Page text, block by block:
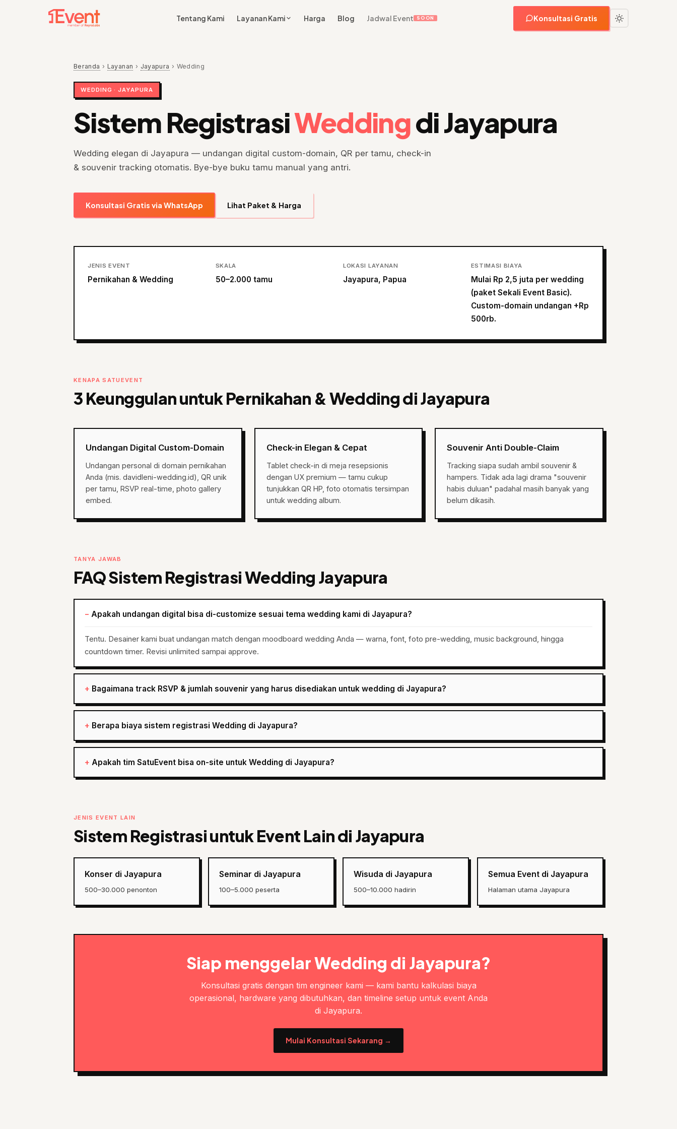
Tentang Kami Layanan Kami Harga Blog Jadwal Event SOON Konsultasi Gratis
Beranda › Layanan › Jayapura › Wedding
WEDDING · JAYAPURA
Sistem RegistrasiWeddingdi Jayapura
Wedding elegan di Jayapura — undangan digital custom-domain, QR per tamu, check-in
& souvenir tracking otomatis. Bye-bye buku tamu manual yang antri.
Konsultasi Gratis via WhatsApp Lihat Paket & Harga
JENIS EVENT
Pernikahan & Wedding
SKALA
50–2.000 tamu
LOKASI LAYANAN
Jayapura, Papua
ESTIMASI BIAYA
Mulai Rp 2,5 juta per wedding
(paket Sekali Event Basic).
Custom-domain undangan +Rp
500rb.
KENAPA SATUEVENT
3 Keunggulan untuk Pernikahan & Wedding di Jayapura
Undangan Digital Custom-Domain
Undangan personal di domain pernikahan
Anda (mis. davidleni-wedding.id), QR unik
per tamu, RSVP real-time, photo gallery
embed.
Check-in Elegan & Cepat
Tablet check-in di meja resepsionis
dengan UX premium — tamu cukup
tunjukkan QR HP, foto otomatis tersimpan
untuk wedding album.
Souvenir Anti Double-Claim
Tracking siapa sudah ambil souvenir &
hampers. Tidak ada lagi drama "souvenir
habis duluan" padahal masih banyak yang
belum dikasih.
TANYA JAWAB
FAQ Sistem Registrasi Wedding Jayapura
Apakah undangan digital bisa di-customize sesuai tema wedding kami di Jayapura?
Tentu. Desainer kami buat undangan match dengan moodboard wedding Anda — warna, font, foto pre-wedding, music background, hingga
countdown timer. Revisi unlimited sampai approve.
Bagaimana track RSVP & jumlah souvenir yang harus disediakan untuk wedding di Jayapura?
Berapa biaya sistem registrasi Wedding di Jayapura?
Apakah tim SatuEvent bisa on-site untuk Wedding di Jayapura?
JENIS EVENT LAIN
Sistem Registrasi untuk Event Lain di Jayapura
Konser di Jayapura
500–30.000 penonton
Seminar di Jayapura
100–5.000 peserta
Wisuda di Jayapura
500–10.000 hadirin
Semua Event di Jayapura
Halaman utama Jayapura
Siap menggelar Wedding di Jayapura?
Konsultasi gratis dengan tim engineer kami — kami bantu kalkulasi biaya
operasional, hardware yang dibutuhkan, dan timeline setup untuk event Anda
di Jayapura.
Mulai Konsultasi Sekarang →